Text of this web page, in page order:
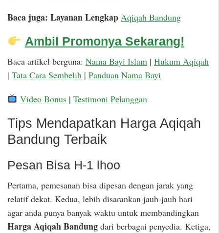
Baca juga: Layanan Lengkap Aqiqah Bandung
Ambil Promonya Sekarang!
Baca artikel berguna: Nama Bayi Islam | Hukum Aqiqah
| Tata Cara Sembelih | Panduan Nama Bayi
Video Bonus| Testimoni Pelanggan
Tips Mendapatkan Harga Aqiqah
Bandung Terbaik
Pesan Bisa H-1 lhoo
Pertama, pemesanan bisa dipesan dengan jarak yang
relatif dekat. Kedua, lebih disarankan jauh-jauh hari
agar anda punya banyak waktu untuk membandingkan
Harga Aqiqah Bandung dari berbagai penyedia. Ketiga,